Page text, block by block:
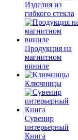
Изделия из
гибкого стекла
Продукция на
магнитном
виниле
Ключницы
Сувенир
интерьерный
Книга